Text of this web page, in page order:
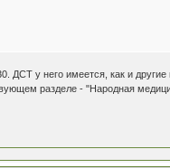
ДСТ у него имеется, как и
разделе - "Народная